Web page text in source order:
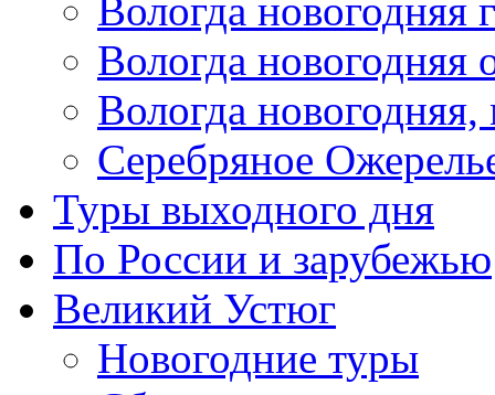
Вологда новогодняя
Вологда новогодняя
Вологда
Серебряное
Туры выходного дня
По России и зарубежью
Великий Устюг
Новогодние туры